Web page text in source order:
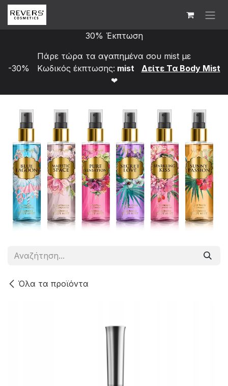
Skip to Content
30% Έκπτωση
Πάρε τώρα τα αγαπημένα σου mist με
-30% Κωδικός έκπτωσης: mist
Δείτε Τα Bod​y Mist
❤
Όλα τα προϊόντα